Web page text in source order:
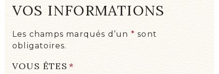
VOS INFORMATIONS
Les champs marqués d’un * sont
obligatoires.
VOUS ÊTES *